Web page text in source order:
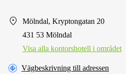
Mölndal, Kryptongatan 20
431 53 Mölndal
Visa alla kontorshotell i området
Vägbeskrivning till adressen